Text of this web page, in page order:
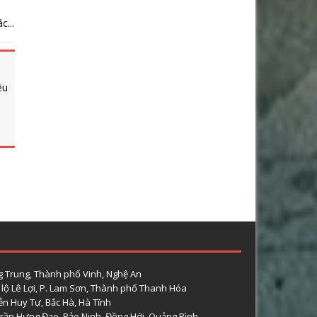
Thành phố Vinh, Nghệ An
Lê Lợi, P. Lam Sơn, Thành phố Thanh Hóa
Huy Tự, Bắc Hà, Hà Tĩnh